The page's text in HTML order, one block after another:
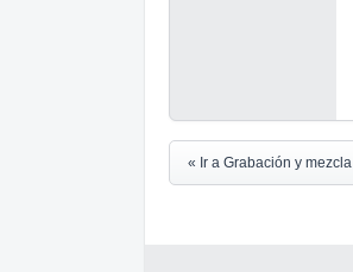
« Ir a Grabación y mezcla